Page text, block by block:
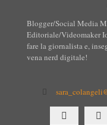
Blogger/Social Media
Editoriale/Videomaker
fare la giornalista e,
vena nerd digitale!